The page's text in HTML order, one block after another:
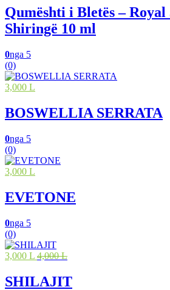
Qumështi i Bletës – Royal
Shiringë 10 ml
0nga 5
(0)
3,000 L
BOSWELLIA SERRATA
0nga 5
(0)
3,000 L
EVETONE
0nga 5
(0)
3,000 L 4,000 L
SHILAJIT